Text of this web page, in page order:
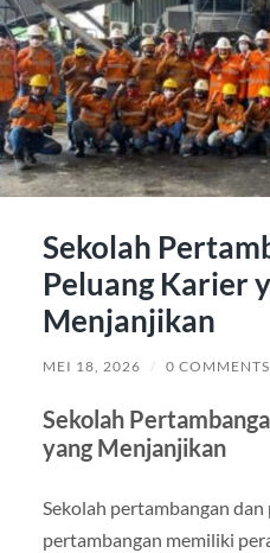
Sekolah
Peluang Karier
Menjanjikan
MEI 18, 2026 / 0 COMMENTS
Sekolah
yang Menjanjikan
Sekolah pertambangan
pertambangan memiliki